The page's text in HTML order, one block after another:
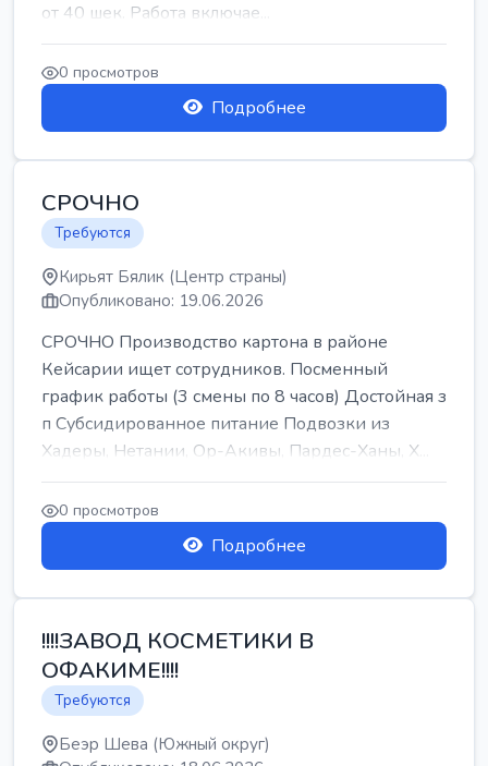
от 40 шек. Работа включае...
0 просмотров
Подробнее
СРОЧНО
Требуются
Кирьят Бялик (Центр страны)
Опубликовано: 19.06.2026
СРОЧНО Производство картона в районе
Кейсарии ищет сотрудников. Посменный
график работы (3 смены по 8 часов) Достойная з
п Субсидированное питание Подвозки из
Хадеры, Нетании, Ор-Акивы, Пардес-Ханы, Х...
0 просмотров
Подробнее
!!!!ЗАВОД КОСМЕТИКИ В
ОФАКИМЕ!!!!
Требуются
Беэр Шева (Южный округ)